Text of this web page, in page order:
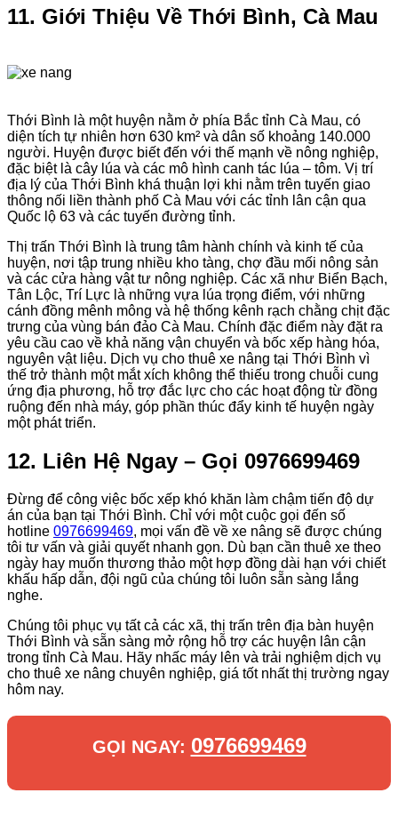
11. Giới Thiệu Về Thới Bình, Cà Mau
Thới Bình là một huyện nằm ở phía Bắc tỉnh Cà Mau, có
diện tích tự nhiên hơn 630 km² và dân số khoảng 140.000
người. Huyện được biết đến với thế mạnh về nông nghiệp,
đặc biệt là cây lúa và các mô hình canh tác lúa – tôm. Vị trí
địa lý của Thới Bình khá thuận lợi khi nằm trên tuyến giao
thông nối liền thành phố Cà Mau với các tỉnh lân cận qua
Quốc lộ 63 và các tuyến đường tỉnh.
Thị trấn Thới Bình là trung tâm hành chính và kinh tế của
huyện, nơi tập trung nhiều kho tàng, chợ đầu mối nông sản
và các cửa hàng vật tư nông nghiệp. Các xã như Biển Bạch,
Tân Lộc, Trí Lực là những vựa lúa trọng điểm, với những
cánh đồng mênh mông và hệ thống kênh rạch chằng chịt đặc
trưng của vùng bán đảo Cà Mau. Chính đặc điểm này đặt ra
yêu cầu cao về khả năng vận chuyển và bốc xếp hàng hóa,
nguyên vật liệu. Dịch vụ cho thuê xe nâng tại Thới Bình vì
thế trở thành một mắt xích không thể thiếu trong chuỗi cung
ứng địa phương, hỗ trợ đắc lực cho các hoạt động từ đồng
ruộng đến nhà máy, góp phần thúc đẩy kinh tế huyện ngày
một phát triển.
12. Liên Hệ Ngay – Gọi 0976699469
Đừng để công việc bốc xếp khó khăn làm chậm tiến độ dự
án của bạn tại Thới Bình. Chỉ với một cuộc gọi đến số
hotline 0976699469, mọi vấn đề về xe nâng sẽ được chúng
tôi tư vấn và giải quyết nhanh gọn. Dù bạn cần thuê xe theo
ngày hay muốn thương thảo một hợp đồng dài hạn với chiết
khấu hấp dẫn, đội ngũ của chúng tôi luôn sẵn sàng lắng
nghe.
Chúng tôi phục vụ tất cả các xã, thị trấn trên địa bàn huyện
Thới Bình và sẵn sàng mở rộng hỗ trợ các huyện lân cận
trong tỉnh Cà Mau. Hãy nhấc máy lên và trải nghiệm dịch vụ
cho thuê xe nâng chuyên nghiệp, giá tốt nhất thị trường ngay
hôm nay.
GỌI NGAY: 0976699469